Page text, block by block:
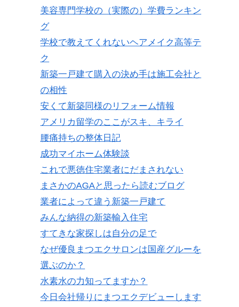
美容専門学校の（実際の）学費ランキン
グ
学校で教えてくれないヘアメイク高等テ
ク
新築一戸建て購入の決め手は施工会社と
の相性
安くて新築同様のリフォーム情報
アメリカ留学のここがスキ、キライ
腰痛持ちの整体日記
成功マイホーム体験談
これで悪徳住宅業者にだまされない
まさかのAGAと思ったら読むブログ
業者によって違う新築一戸建て
みんな納得の新築輸入住宅
すてきな家探しは自分の足で
なぜ優良まつエクサロンは国産グルーを
選ぶのか？
水素水の力知ってますか？
今日会社帰りにまつエクデビューします